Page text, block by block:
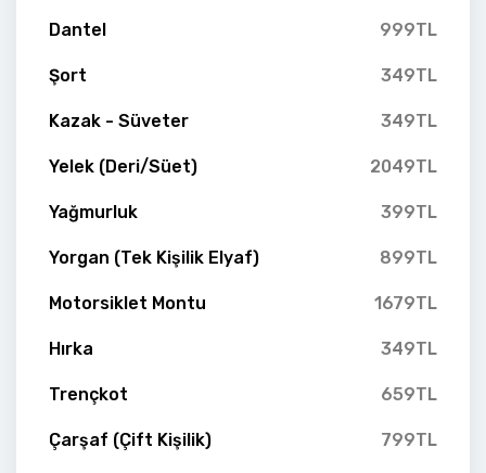
Dantel 999TL
Şort 349TL
Kazak - Süveter 349TL
Yelek (Deri/Süet) 2049TL
Yağmurluk 399TL
Yorgan (Tek Kişilik Elyaf) 899TL
Motorsiklet Montu 1679TL
Hırka 349TL
Trençkot 659TL
Çarşaf (Çift Kişilik) 799TL